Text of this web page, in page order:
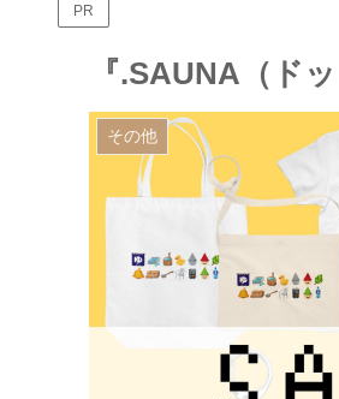
PR
『.SAUNA（ド
その他